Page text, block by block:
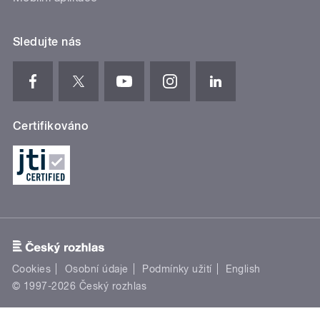
Sledujte nás
Certifikováno
Cookies Osobní údaje Podmínky užití
English
© 1997-2026 Český rozhlas